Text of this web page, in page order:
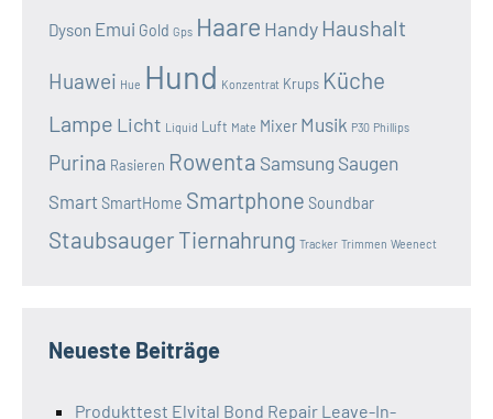
Dyson Emui Gold Gps Haare Handy Haushalt
Huawei Hue Hund Konzentrat Krups Küche
Lampe Licht Liquid Luft Mate Mixer Musik P30 Phillips
Purina Rasieren Rowenta Samsung Saugen
SmartSmartHome Smartphone Soundbar
Staubsauger Tiernahrung Tracker Trimmen Weenect
Neueste Beiträge
Produkttest Elvital Bond Repair Leave-In-